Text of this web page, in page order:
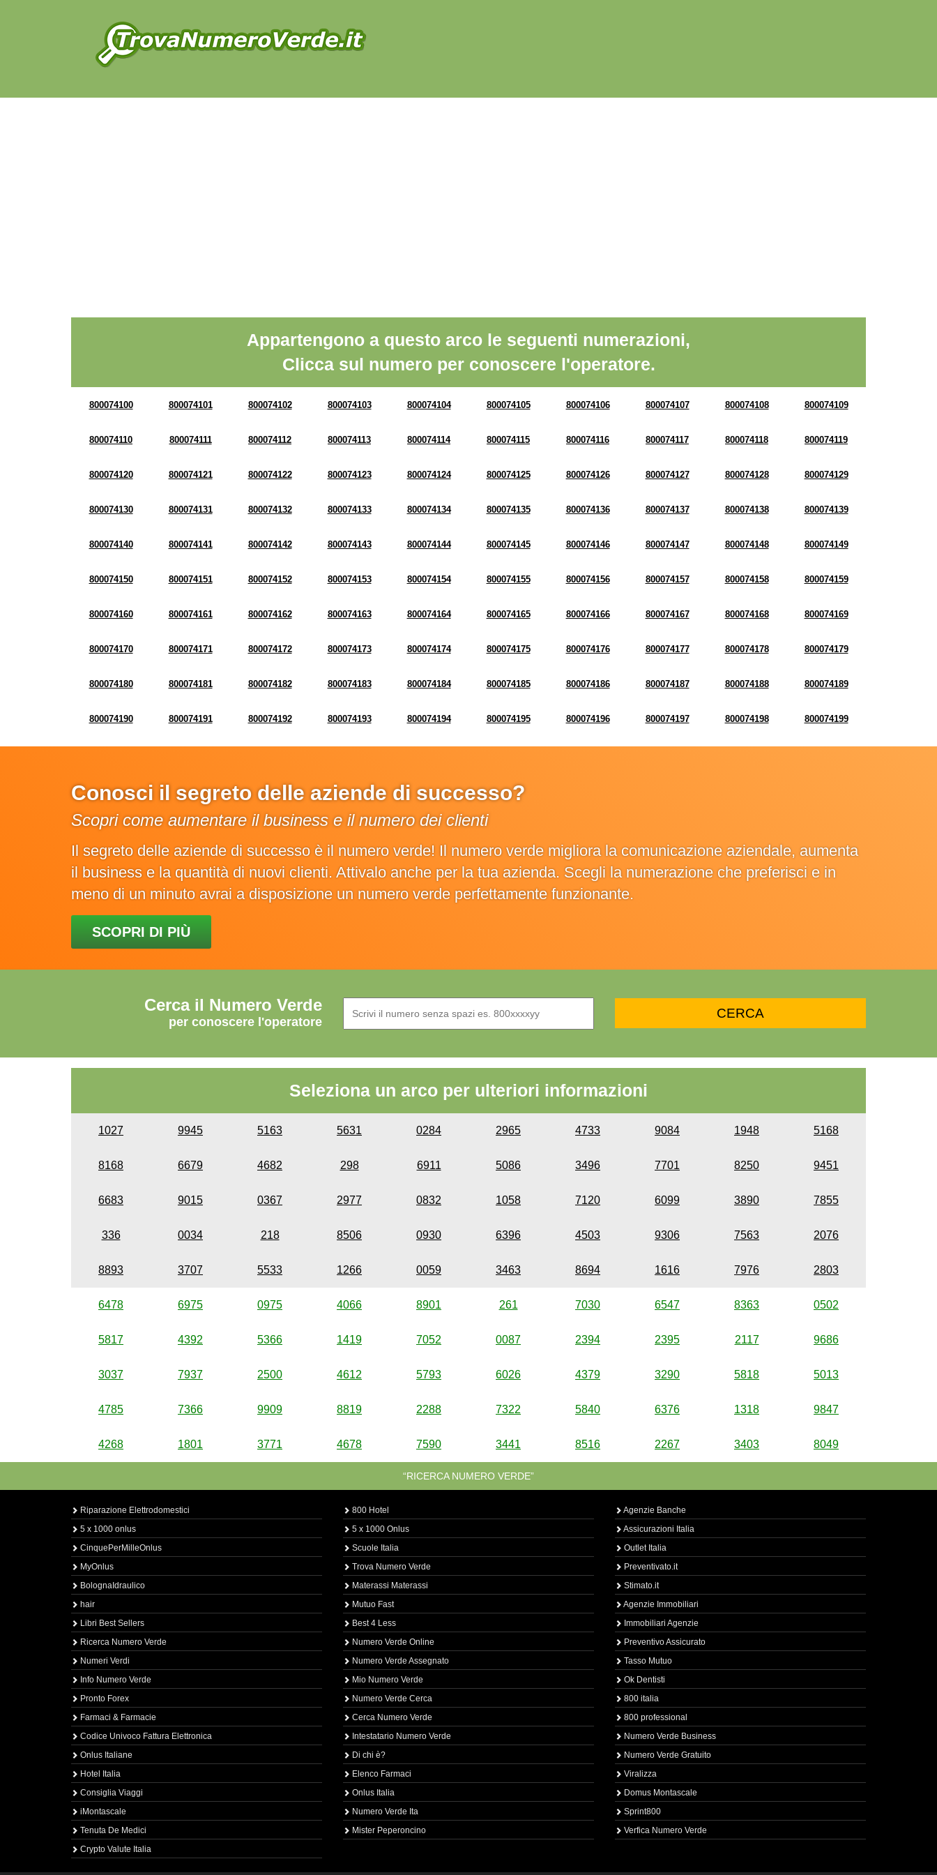
Appartengono a questo arco le seguenti numerazioni,
Clicca sul numero per conoscere l'operatore.
800074100 800074101 800074102 800074103 800074104 800074105 800074106 800074107 800074108 800074109
800074110 800074111 800074112 800074113 800074114 800074115 800074116 800074117 800074118 800074119
800074120 800074121 800074122 800074123 800074124 800074125 800074126 800074127 800074128 800074129
800074130 800074131 800074132 800074133 800074134 800074135 800074136 800074137 800074138 800074139
800074140 800074141 800074142 800074143 800074144 800074145 800074146 800074147 800074148 800074149
800074150 800074151 800074152 800074153 800074154 800074155 800074156 800074157 800074158 800074159
800074160 800074161 800074162 800074163 800074164 800074165 800074166 800074167 800074168 800074169
800074170 800074171 800074172 800074173 800074174 800074175 800074176 800074177 800074178 800074179
800074180 800074181 800074182 800074183 800074184 800074185 800074186 800074187 800074188 800074189
800074190 800074191 800074192 800074193 800074194 800074195 800074196 800074197 800074198 800074199
Conosci il segreto delle aziende di successo?
Scopri come aumentare il business e il numero dei clienti
Il segreto delle aziende di successo è il numero verde! Il numero verde migliora la comunicazione aziendale, aumenta
il business e la quantità di nuovi clienti. Attivalo anche per la tua azienda. Scegli la numerazione che preferisci e in
meno di un minuto avrai a disposizione un numero verde perfettamente funzionante.
SCOPRI DI PIÙ
Cerca il Numero Verde
per conoscere l'operatore
Seleziona un arco per ulteriori informazioni
1027 9945 5163 5631 0284 2965 4733 9084 1948 5168
8168 6679 4682 298 6911 5086 3496 7701 8250 9451
6683 9015 0367 2977 0832 1058 7120 6099 3890 7855
336 0034 218 8506 0930 6396 4503 9306 7563 2076
8893 3707 5533 1266 0059 3463 8694 1616 7976 2803
6478 6975 0975 4066 8901 261 7030 6547 8363 0502
5817 4392 5366 1419 7052 0087 2394 2395 2117 9686
3037 7937 2500 4612 5793 6026 4379 3290 5818 5013
4785 7366 9909 8819 2288 7322 5840 6376 1318 9847
4268 1801 3771 4678 7590 3441 8516 2267 3403 8049
“RICERCA NUMERO VERDE”
Riparazione Elettrodomestici
5 x 1000 onlus
CinquePerMilleOnlus
MyOnlus
BolognaIdraulico
hair
Libri Best Sellers
Ricerca Numero Verde
Numeri Verdi
Info Numero Verde
Pronto Forex
Farmaci & Farmacie
Codice Univoco Fattura Elettronica
Onlus Italiane
Hotel Italia
Consiglia Viaggi
iMontascale
Tenuta De Medici
Crypto Valute Italia
800 Hotel
5 x 1000 Onlus
Scuole Italia
Trova Numero Verde
Materassi Materassi
Mutuo Fast
Best 4 Less
Numero Verde Online
Numero Verde Assegnato
Mio Numero Verde
Numero Verde Cerca
Cerca Numero Verde
Intestatario Numero Verde
Di chi è?
Elenco Farmaci
Onlus Italia
Numero Verde Ita
Mister Peperoncino
Agenzie Banche
Assicurazioni Italia
Outlet Italia
Preventivato.it
Stimato.it
Agenzie Immobiliari
Immobiliari Agenzie
Preventivo Assicurato
Tasso Mutuo
Ok Dentisti
800 italia
800 professional
Numero Verde Business
Numero Verde Gratuito
Viralizza
Domus Montascale
Sprint800
Verfica Numero Verde